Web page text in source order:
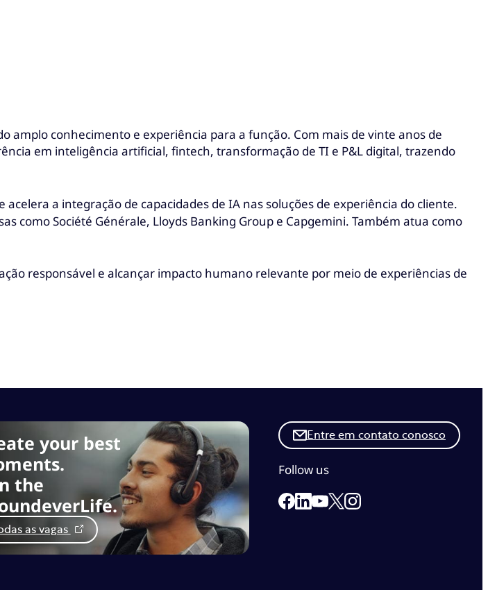
amplo conhecimento e experiência para a função. Com mais de vinte anos de
em inteligência artificial, fintech, transformação de TI e P&L digital, trazendo
a integração de capacidades de IA nas soluções de experiência do cliente.
como Société Générale, Lloyds Banking Group e Capgemini. Também atua como
responsável e alcançar impacto humano relevante por meio de experiências de
your best
the
as vagas
Entre em contato conosco
Follow us
Link to our Facebook page
Link to our Linkedin page
Link to our Youtube page
Link to our X page
Link to our Instagram